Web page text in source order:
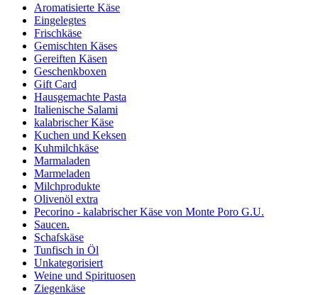
Aromatisierte Käse
Eingelegtes
Frischkäse
Gemischten Käses
Gereiften Käsen
Geschenkboxen
Gift Card
Hausgemachte Pasta
Italienische Salami
kalabrischer Käse
Kuchen und Keksen
Kuhmilchkäse
Marmaladen
Marmeladen
Milchprodukte
Olivenöl extra
Pecorino - kalabrischer Käse von Monte Poro G.U.
Saucen.
Schafskäse
Tunfisch in Öl
Unkategorisiert
Weine und Spirituosen
Ziegenkäse